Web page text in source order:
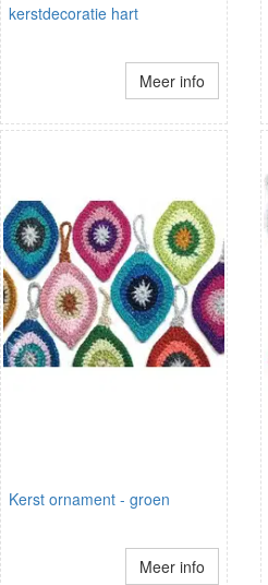
kerstdecoratie hart
Meer info
Kerst ornament - groen
Meer info